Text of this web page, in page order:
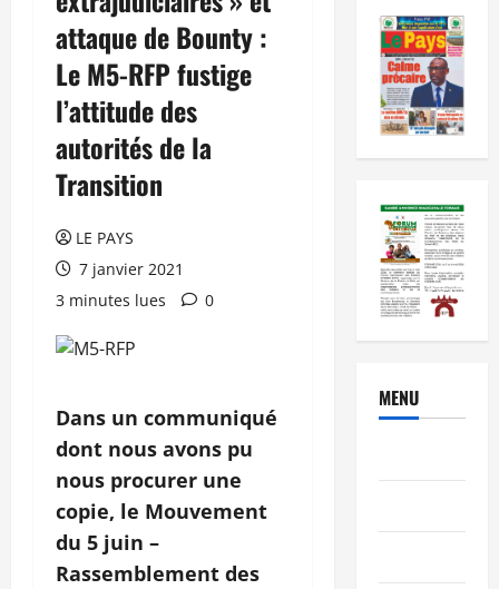
attaque de Bounty :
Le M5-RFP fustige
l’attitude des
autorités de la
Transition
LE PAYS
7 janvier 2021
3 minutes lues
0
Dans un communiqué
dont nous avons pu
nous procurer une
copie, le Mouvement
du 5 juin –
Rassemblement des
MENU